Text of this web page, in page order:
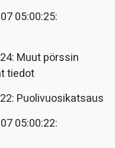
05:00:25:
Muut pörssin
tiedot
Puolivuosikatsaus
05:00:22: